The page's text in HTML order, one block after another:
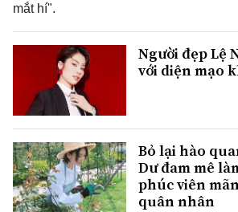
mắt hí".
Người đẹp Lệ
với diện mạo
Bỏ lại hào
Dư đam mê
phúc viên
quân nhân